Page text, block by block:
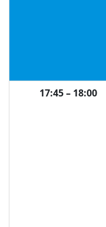
17:45 – 18:00